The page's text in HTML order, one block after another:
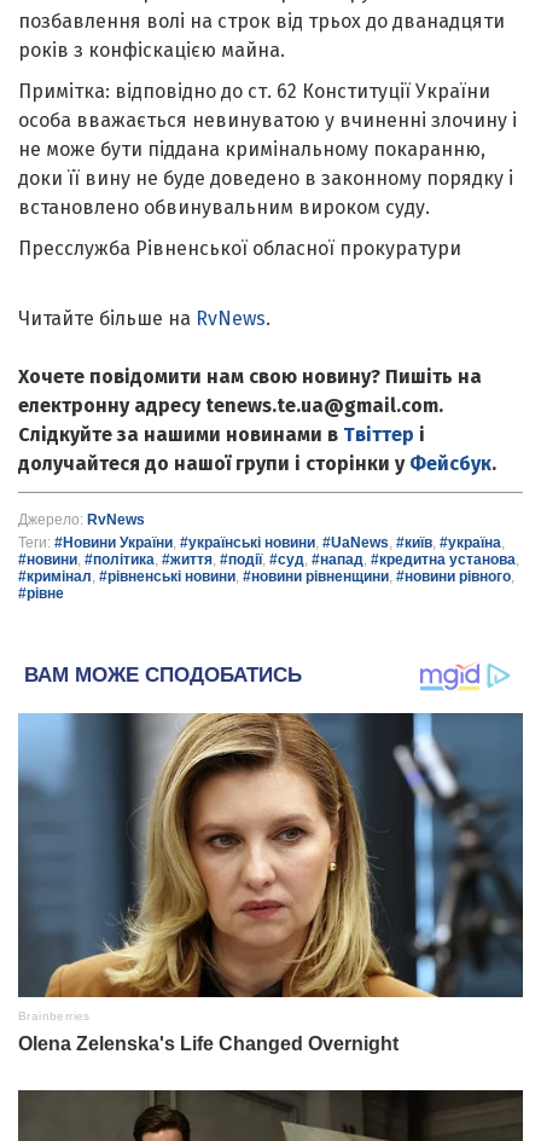
позбавлення волі на строк від трьох до дванадцяти
років з конфіскацією майна.
Примітка: відповідно до ст. 62 Конституції України
особа вважається невинуватою у вчиненні злочину і
не може бути піддана кримінальному покаранню,
доки її вину не буде доведено в законному порядку і
встановлено обвинувальним вироком суду.
Пресслужба Рівненської обласної прокуратури
Читайте більше на RvNews.
Хочете повідомити нам свою новину? Пишіть на
електронну адресу tenews.te.ua@gmail.com.
Слідкуйте за нашими новинами в Твіттер і
долучайтеся до нашої групи і сторінки у Фейсбук.
Джерело: RvNews
Теги: #Новини України, #українські новини, #UaNews, #київ, #україна,
#новини, #політика, #життя, #події, #суд, #напад, #кредитна установа,
#кримінал, #рівненські новини, #новини рівненщини, #новини рівного,
#рівне